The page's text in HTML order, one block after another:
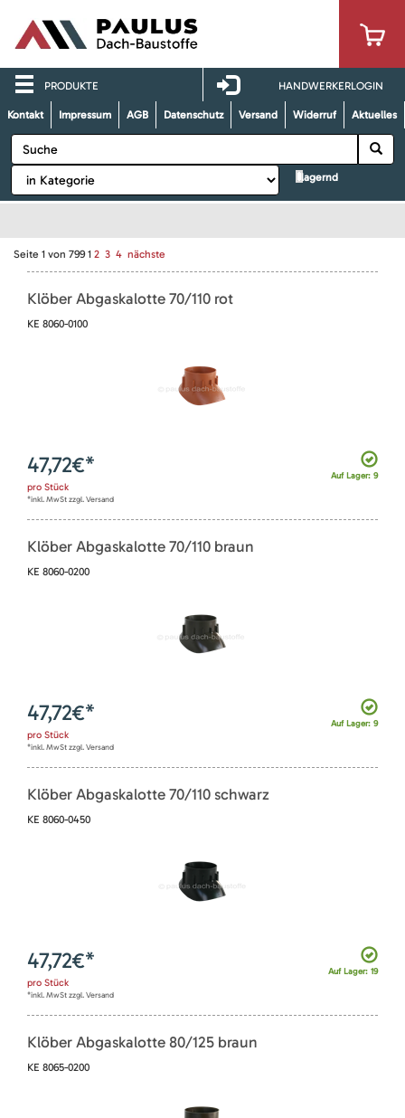
PRODUKTE HANDWERKERLOGIN
Kontakt Impressum AGB Datenschutz Versand Widerruf Aktuelles
lagernd
Seite 1 von 799 1 2 3 4 nächste
Klöber Abgaskalotte 70/110 rot
KE 8060-0100
Auf Lager: 9
47,72€*
pro Stück
*inkl. MwSt zzgl. Versand
Klöber Abgaskalotte 70/110 braun
KE 8060-0200
Auf Lager: 9
47,72€*
pro Stück
*inkl. MwSt zzgl. Versand
Klöber Abgaskalotte 70/110 schwarz
KE 8060-0450
Auf Lager: 19
47,72€*
pro Stück
*inkl. MwSt zzgl. Versand
Klöber Abgaskalotte 80/125 braun
KE 8065-0200